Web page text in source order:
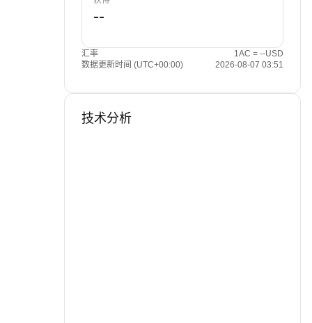
汇率
1AC = --USD
数据更新时间 (UTC+00:00)
2026-08-07 03:51
技术分析